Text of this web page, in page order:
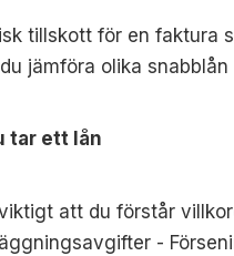
tillskott för en faktura
jämföra olika
tar ett lån
att du förstår
-